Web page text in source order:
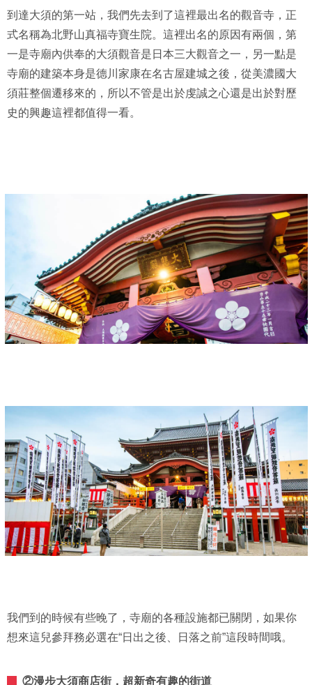
到達大須的第一站，我們先去到了這裡最出名的觀音寺，正
式名稱為北野山真福寺寶生院。這裡出名的原因有兩個，第
一是寺廟內供奉的大須觀音是日本三大觀音之一，另一點是
寺廟的建築本身是德川家康在名古屋建城之後，從美濃國大
須莊整個遷移來的，所以不管是出於虔誠之心還是出於對歷
史的興趣這裡都值得一看。
我們到的時候有些晚了，寺廟的各種設施都已關閉，如果你
想來這兒參拜務必選在“日出之後、日落之前”這段時間哦。
②漫步大須商店街，超新奇有趣的街道